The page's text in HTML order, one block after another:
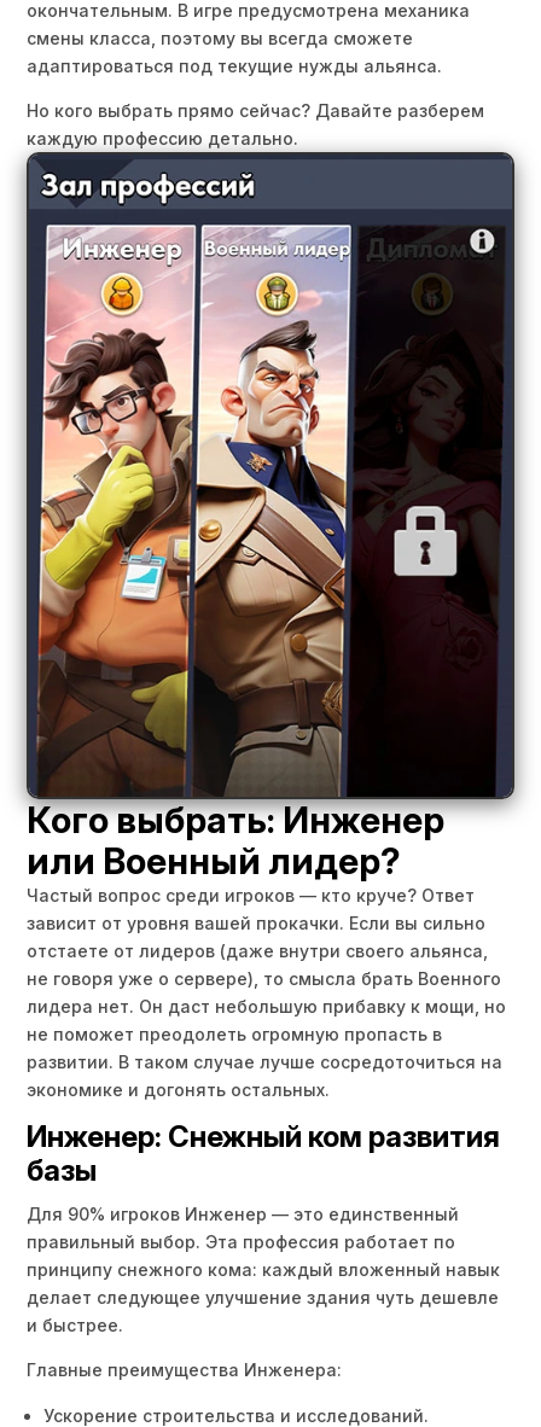
окончательным. В игре предусмотрена механика
смены класса, поэтому вы всегда сможете
адаптироваться под текущие нужды альянса.
Но кого выбрать прямо сейчас? Давайте разберем
каждую профессию детально.
Кого выбрать: Инженер
или Военный лидер?
Частый вопрос среди игроков — кто круче? Ответ
зависит от уровня вашей прокачки. Если вы сильно
отстаете от лидеров (даже внутри своего альянса,
не говоря уже о сервере), то смысла брать Военного
лидера нет. Он даст небольшую прибавку к мощи, но
не поможет преодолеть огромную пропасть в
развитии. В таком случае лучше сосредоточиться на
экономике и догонять остальных.
Инженер: Снежный ком развития
базы
Для 90% игроков Инженер — это единственный
правильный выбор. Эта профессия работает по
принципу снежного кома: каждый вложенный навык
делает следующее улучшение здания чуть дешевле
и быстрее.
Главные преимущества Инженера:
Ускорение строительства и исследований.